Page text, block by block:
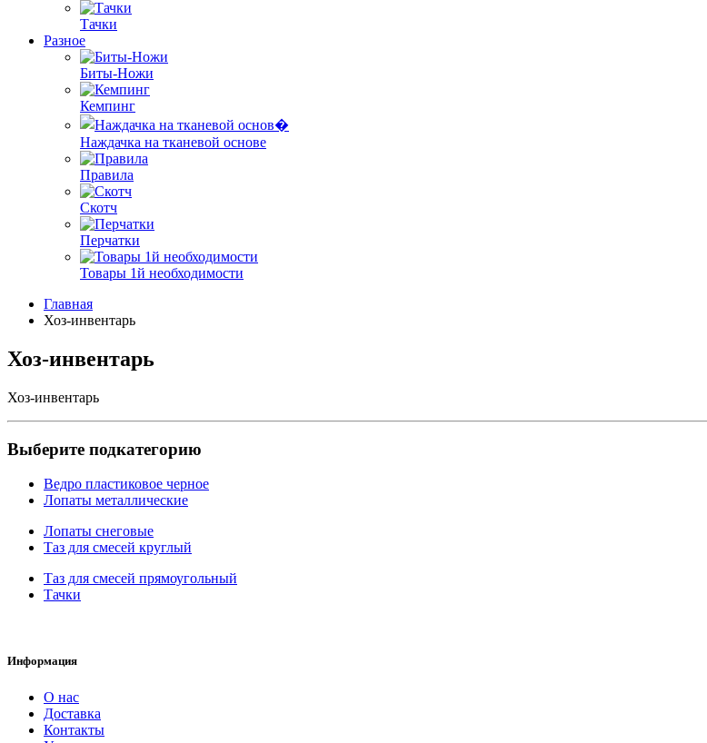
Тачки
Разное
Биты-Ножи
Кемпинг
Наждачка на тканевой основе
Правила
Скотч
Перчатки
Товары 1й необходимости
Главная
Хоз-инвентарь
Хоз-инвентарь
Хоз-инвентарь
Выберите подкатегорию
Ведро пластиковое черное
Лопаты металлические
Лопаты снеговые
Таз для смесей круглый
Таз для смесей прямоугольный
Тачки
Информация
О нас
Доставка
Контакты